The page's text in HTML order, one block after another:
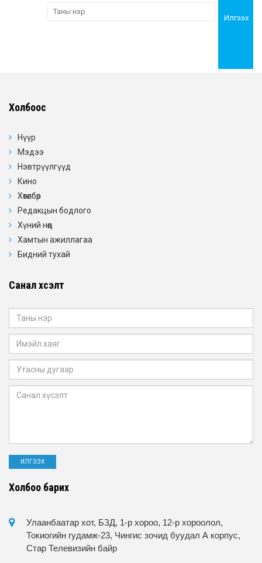
Илгээх
Холбоос
Нүүр
Мэдээ
Нэвтрүүлгүүд
Кино
Хөтөлбөр
Редакцын бодлого
Хүний нөөц
Хамтын ажиллагаа
Бидний тухай
Санал хүсэлт
Холбоо барих
Улаанбаатар хот, БЗД, 1-р хороо, 12-р хороолол,
Токиогийн гудамж-23, Чингис зочид буудал А корпус,
Стар Телевизийн байр